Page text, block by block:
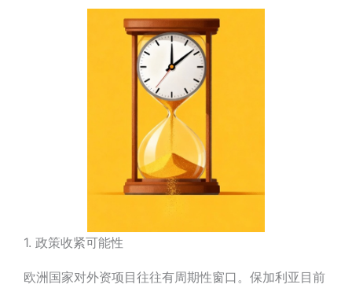
1. 政策收紧可能性
欧洲国家对外资项目往往有周期性窗口。保加利亚目前